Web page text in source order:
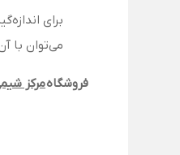
برای
می‌توان با
فروشگاهمرکز